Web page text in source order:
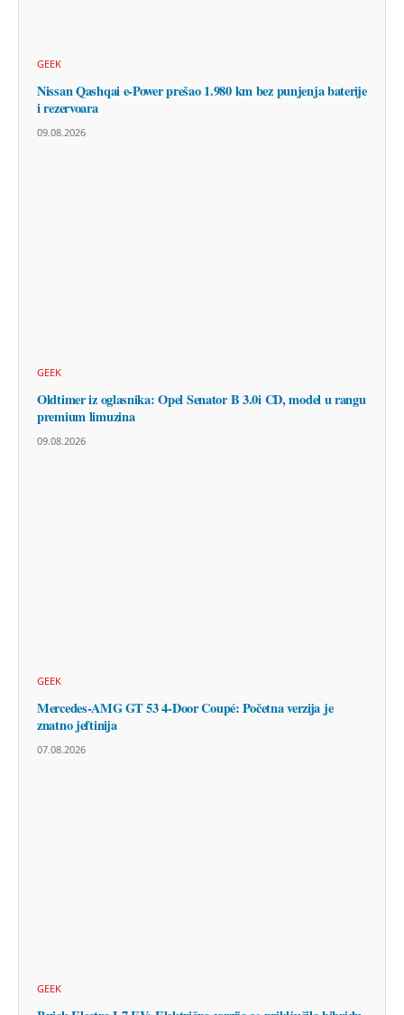
GEEK
Nissan Qashqai e-Power prešao 1.980 km bez punjenja baterije
i rezervoara
09.08.2026
GEEK
Oldtimer iz oglasnika: Opel Senator B 3.0i CD, model u rangu
premium limuzina
09.08.2026
GEEK
Mercedes-AMG GT 53 4-Door Coupé: Početna verzija je
znatno jeftinija
07.08.2026
GEEK